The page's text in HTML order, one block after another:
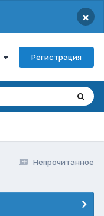
×
Регистрация
Непрочитанное